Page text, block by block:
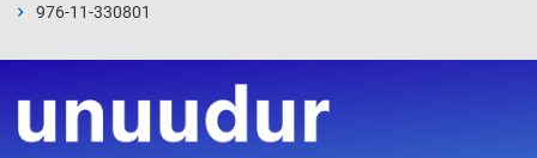
7 цаг 38 мин
976-11-330801